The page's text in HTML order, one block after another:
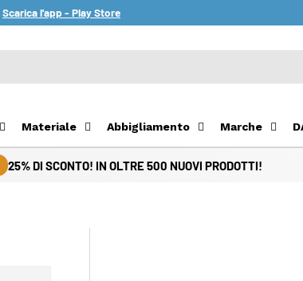
Scarica l'app - Play Store
Materiale Abbigliamento Marche
25% DI SCONTO! IN OLTRE 500 NUOVI PRODOTTI!